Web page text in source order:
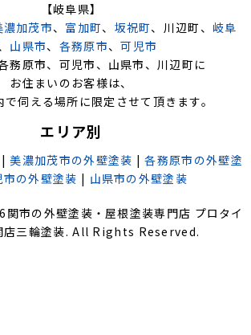
【岐阜県】
濃加茂市、 富加町、 坂祝町、川辺町、 岐阜
山県市、 各務原市、可児市
務原市、可児市、山県市、川辺町に
お住まいのお客様は、
伺える場所に限定させて頂きます。
エリア別
|美濃加茂市の外壁塗装 |各務原市の外壁塗
市の外壁塗装 | 山県市の外壁塗装
関市の外壁塗装・屋根塗装専門店 プロタイ
店三輪塗装. All Rights Reserved.